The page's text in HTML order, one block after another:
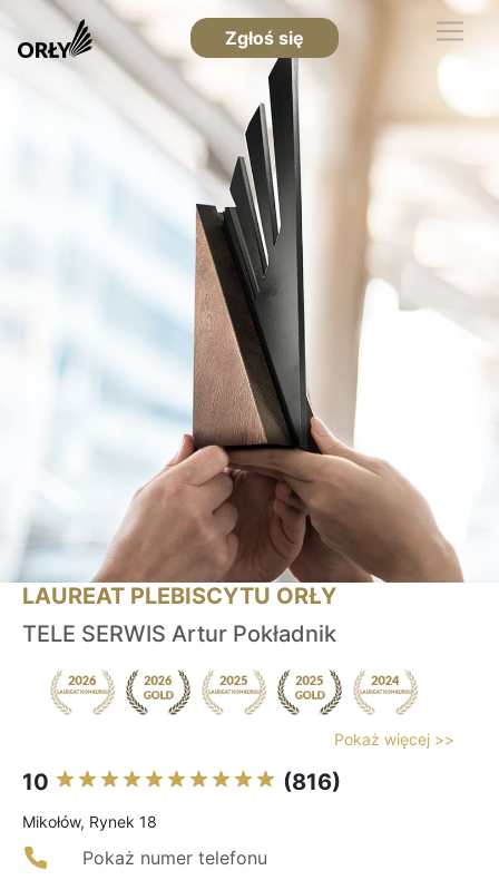
Zgłoś się
LAUREAT PLEBISCYTU ORŁY
TELE SERWIS Artur Pokładnik
Pokaż więcej >>
10 (816)
Mikołów, Rynek 18
Pokaż numer telefonu